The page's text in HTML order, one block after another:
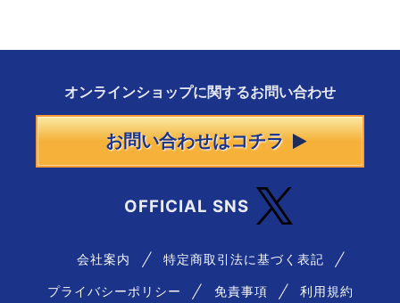
オンラインショップに関するお問い合わせ
お問い合わせはコチラ
OFFICIAL SNS
会社案内 特定商取引法に基づく表記
プライバシーポリシー 免責事項 利用規約